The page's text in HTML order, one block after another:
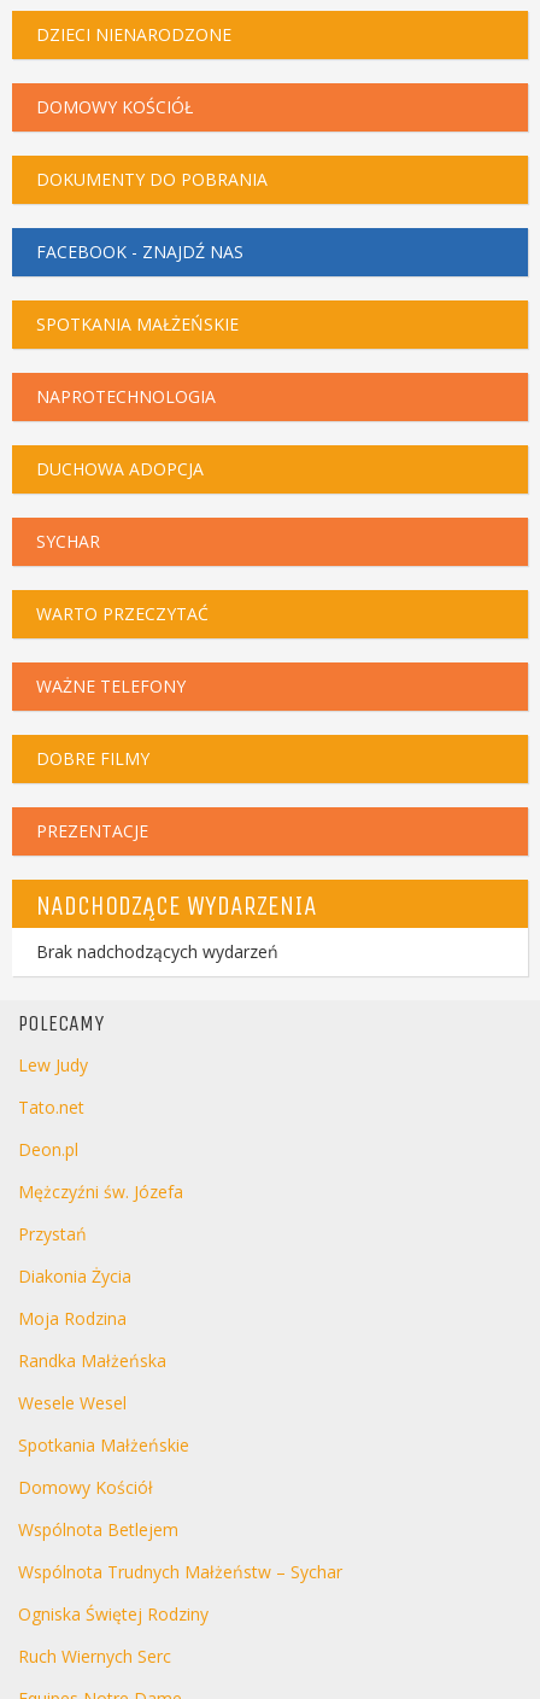
DZIECI NIENARODZONE
DOMOWY KOŚCIÓŁ
DOKUMENTY DO POBRANIA
FACEBOOK - ZNAJDŹ NAS
SPOTKANIA MAŁŻEŃSKIE
NAPROTECHNOLOGIA
DUCHOWA ADOPCJA
SYCHAR
WARTO PRZECZYTAĆ
WAŻNE TELEFONY
DOBRE FILMY
PREZENTACJE
NADCHODZĄCE WYDARZENIA
Brak nadchodzących wydarzeń
POLECAMY
Lew Judy
Tato.net
Deon.pl
Mężczyźni św. Józefa
Przystań
Diakonia Życia
Moja Rodzina
Randka Małżeńska
Wesele Wesel
Spotkania Małżeńskie
Domowy Kościół
Wspólnota Betlejem
Wspólnota Trudnych Małżeństw – Sychar
Ogniska Świętej Rodziny
Ruch Wiernych Serc